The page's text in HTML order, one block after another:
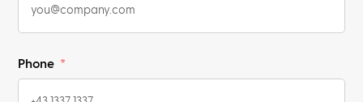
Phone